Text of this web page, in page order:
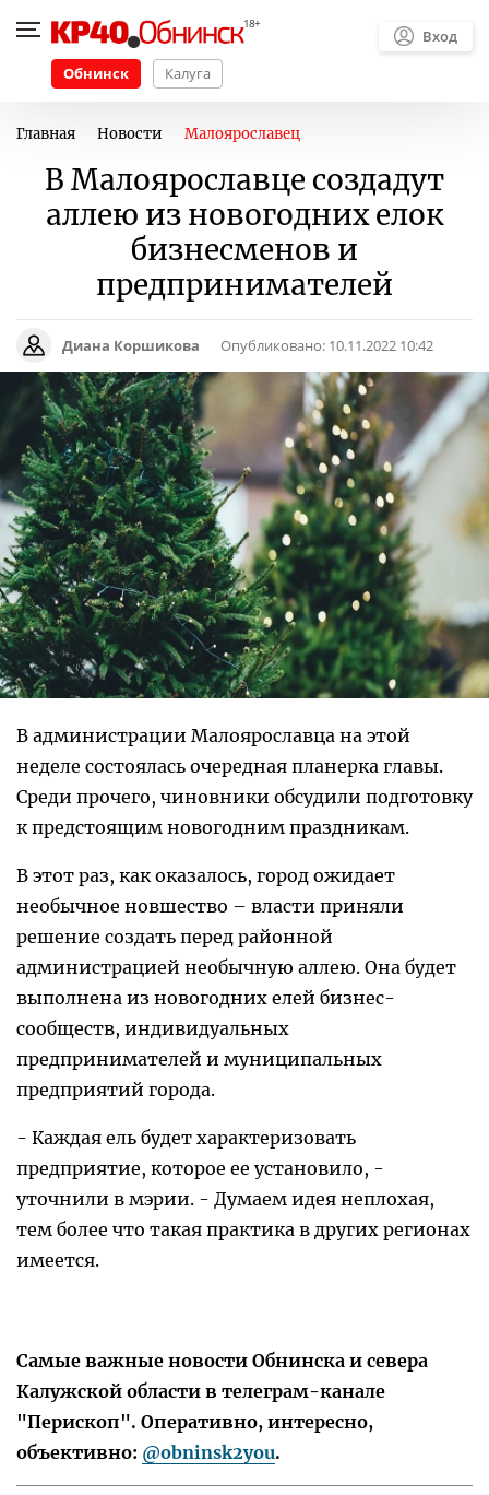
Обнинск Калуга
Вход
Главная Новости Малоярославец
В Малоярославце создадут
аллею из новогодних елок
бизнесменов и
предпринимателей
Диана Коршикова Опубликовано: 10.11.2022 10:42
В администрации Малоярославца на этой
неделе состоялась очередная планерка главы.
Среди прочего, чиновники обсудили подготовку
к предстоящим новогодним праздникам.
В этот раз, как оказалось, город ожидает
необычное новшество – власти приняли
решение создать перед районной
администрацией необычную аллею. Она будет
выполнена из новогодних елей бизнес-
сообществ, индивидуальных
предпринимателей и муниципальных
предприятий города.
- Каждая ель будет характеризовать
предприятие, которое ее установило, -
уточнили в мэрии. - Думаем идея неплохая,
тем более что такая практика в других регионах
имеется.
Самые важные новости Обнинска и севера
Калужской области в телеграм-канале
"Перископ". Оперативно, интересно,
объективно: @obninsk2you.